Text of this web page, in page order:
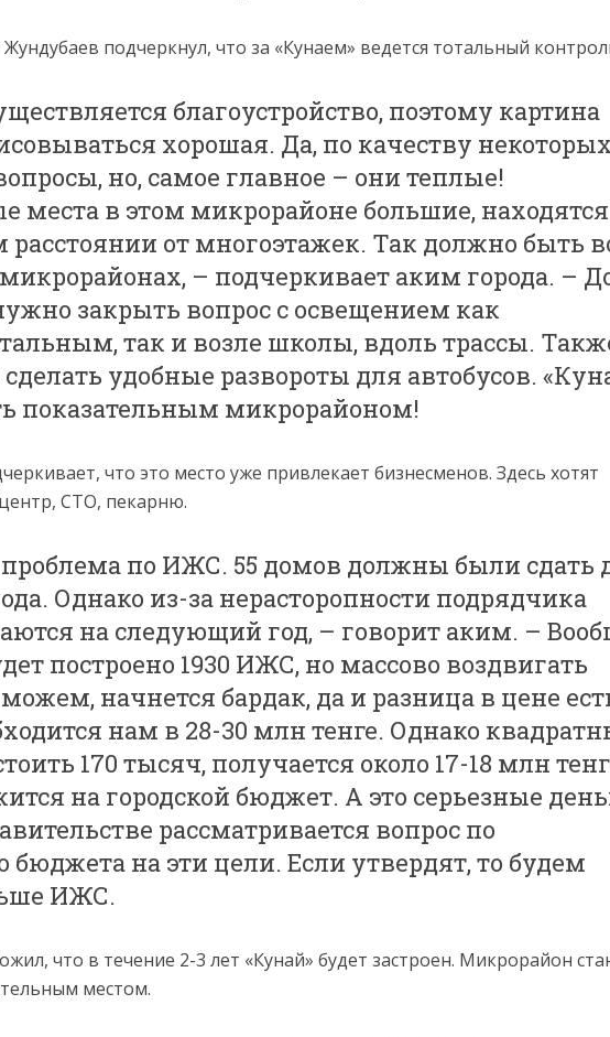
подчеркнул, что за «Кунаем» ведется тотальный
благоустройство, поэтому картина
хорошая. Да, по качеству некоторых
но, самое главное – они теплые!
места в этом микрорайоне большие,
от многоэтажек. Так должно быть
– подчеркивает аким города. –
закрыть вопрос с освещением как
так и возле школы, вдоль трассы.
удобные развороты для автобусов.
показательным микрорайоном!
что это место уже привлекает бизнесменов. Здесь хотят
СТО, пекарню.
проблема по ИЖС. 55 домов должны были сдать
Однако из-за нерасторопности подрядчика
на следующий год, – говорит аким. –
построено 1930 ИЖС, но массово воздвигать
начнется бардак, да и разница в цене
нам в 28-30 млн тенге. Однако
170 тысяч, получается около 17-18 млн
на городской бюджет. А это серьезные
рассматривается вопрос по
на эти цели. Если утвердят, то будем
ИЖС.
что в течение 2-3 лет «Кунай» будет застроен. Микрорайон
местом.